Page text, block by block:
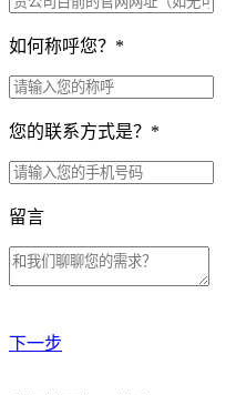
如何称呼您？ *
您的联系方式是？ *
留言
下一步